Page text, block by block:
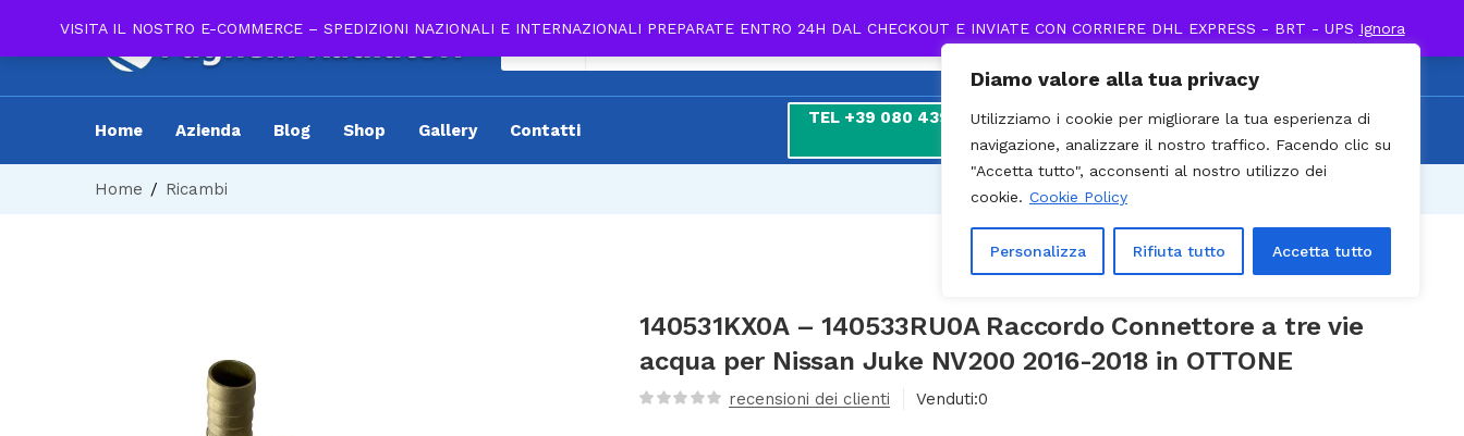
Diamo valore alla tua privacy
Utilizziamo i cookie per migliorare la tua esperienza di
navigazione, analizzare il nostro traffico. Facendo clic su
"Accetta tutto", acconsenti al nostro utilizzo dei
cookie. Cookie Policy
Personalizza Rifiuta tutto Accetta tutto
VISITA IL NOSTRO E-COMMERCE – SPEDIZIONI NAZIONALI E INTERNAZIONALI PREPARATE ENTRO 24H DAL CHECKOUT E INVIATE CON CORRIERE DHL EXPRESS - BRT - UPS Ignora
0
Home Azienda Blog Shop Gallery Contatti
TEL +39 080 439 1800 / Cell. +39 338 895
7903
Recenti
Home Ricambi
140531KX0A – 140533RU0A Raccordo Connettore a tre vie
acqua per Nissan Juke NV200 2016-2018 in OTTONE
recensioni dei clienti Venduti:0